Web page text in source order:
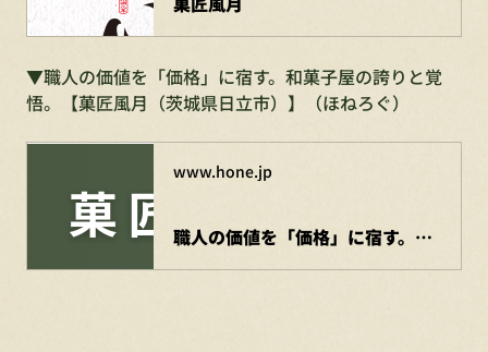
▼職人の価値を「価格」に宿す。和菓子屋の誇りと覚
悟。【菓匠風月（茨城県日立市）】（ほねろぐ）
www.hone.jp
職人の価値を「価格」に宿す。和菓子屋の誇りと覚悟。【菓匠風月（茨城県日立市）】 | 株式会社HONE - 地方の文化と経済を骨太にするマーケティング支援